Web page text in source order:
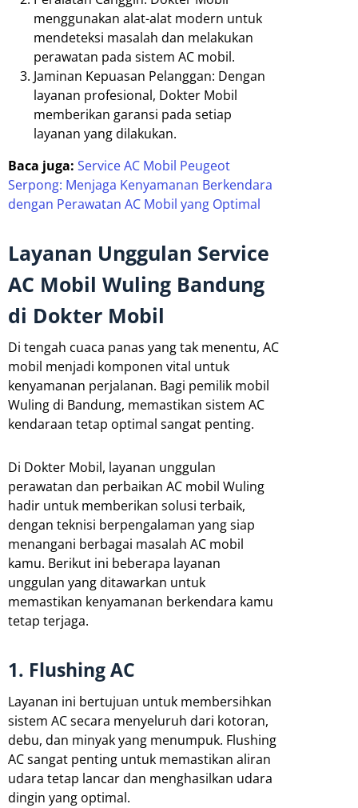
menggunakan alat-alat modern untuk
mendeteksi masalah dan melakukan
perawatan pada sistem AC mobil.
Jaminan Kepuasan Pelanggan: Dengan
layanan profesional, Dokter Mobil
memberikan garansi pada setiap
layanan yang dilakukan.
Baca juga: Service AC Mobil Peugeot
Serpong: Menjaga Kenyamanan Berkendara
dengan Perawatan AC Mobil yang Optimal
Layanan Unggulan Service
AC Mobil Wuling Bandung
di Dokter Mobil
Di tengah cuaca panas yang tak menentu, AC
mobil menjadi komponen vital untuk
kenyamanan perjalanan. Bagi pemilik mobil
Wuling di Bandung, memastikan sistem AC
kendaraan tetap optimal sangat penting.
Di Dokter Mobil, layanan unggulan
perawatan dan perbaikan AC mobil Wuling
hadir untuk memberikan solusi terbaik,
dengan teknisi berpengalaman yang siap
menangani berbagai masalah AC mobil
kamu. Berikut ini beberapa layanan
unggulan yang ditawarkan untuk
memastikan kenyamanan berkendara kamu
tetap terjaga.
1. Flushing AC
Layanan ini bertujuan untuk membersihkan
sistem AC secara menyeluruh dari kotoran,
debu, dan minyak yang menumpuk. Flushing
AC sangat penting untuk memastikan aliran
udara tetap lancar dan menghasilkan udara
dingin yang optimal.